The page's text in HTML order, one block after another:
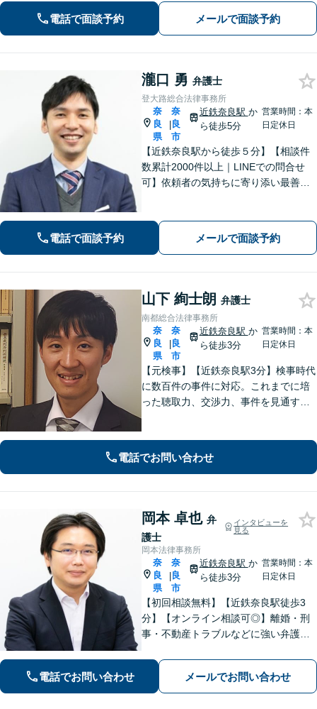
対応まで【相続・遺言】円満な相続を
モットーに【キッズスペース有】
電話で面談予約 メールで面談予約
瀧口 勇 弁護士
登大路総合法律事務所
奈
良
県
|
奈
良
市
近鉄奈良駅 か
ら徒歩5分
営業時間：本
日定休日
【近鉄奈良駅から徒歩５分】【相談件
数累計2000件以上｜LINEでの問合せ
可】依頼者の気持ちに寄り添い最善の
ン法律相談可能】
電話で面談予約 メールで面談予約
山下 絢士朗 弁護士
南都総合法律事務所
奈
良
県
|
奈
良
市
近鉄奈良駅 か
ら徒歩3分
営業時間：本
日定休日
【元検事】【近鉄奈良駅3分】検事時代
に数百件の事件に対応。これまでに培
った聴取力、交渉力、事件を見通す分
【法テラス利用可】
電話でお問い合わせ
岡本 卓也 弁
護士
インタビューを
見る
岡本法律事務所
奈
良
県
|
奈
良
市
近鉄奈良駅 か
ら徒歩3分
営業時間：本
日定休日
【初回相談無料】【近鉄奈良駅徒歩3
分】【オンライン相談可◎】離婚・刑
事・不動産トラブルなどに強い弁護士
対応しています。お一人で悩まれず、
まずはお気軽に電話いただけたらと思
います。【土日夜間面談】【出張相
電話でお問い合わせ メールでお問い合わせ